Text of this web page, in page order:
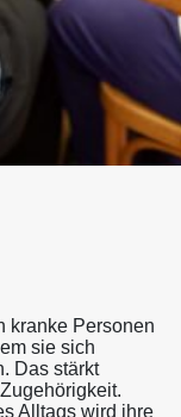
kranke Personen
sie sich
Das stärkt
Alltags wird ihre